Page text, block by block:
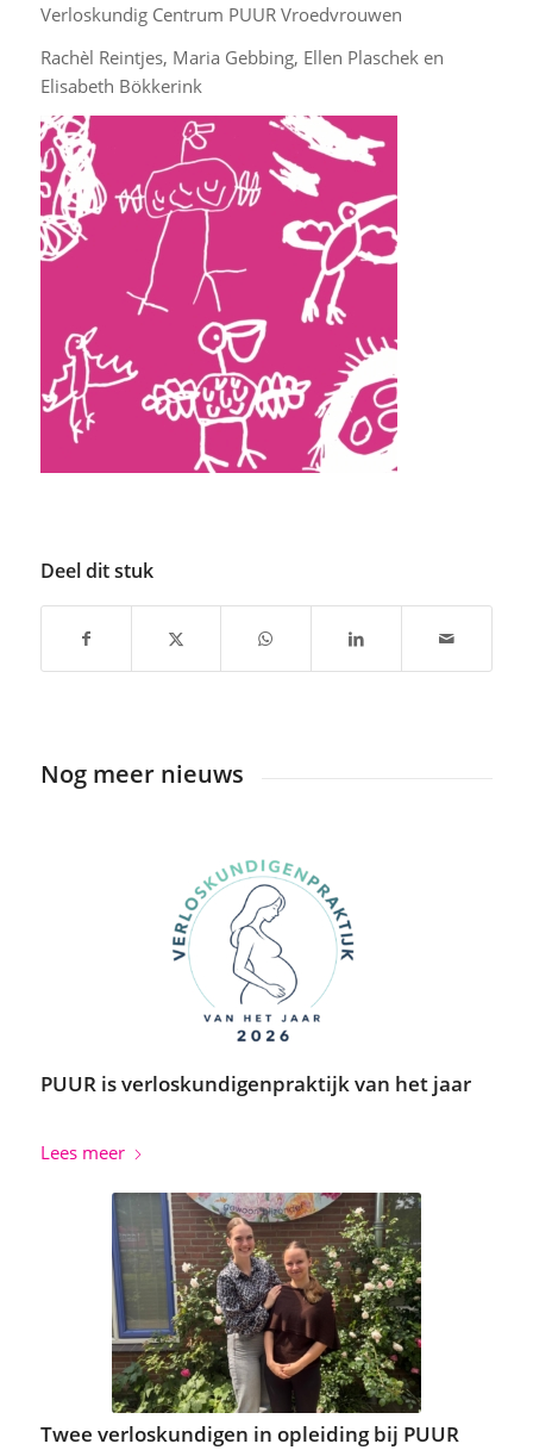
Verloskundig Centrum PUUR Vroedvrouwen
Rachèl Reintjes, Maria Gebbing, Ellen Plaschek en
Elisabeth Bökkerink
Deel dit stuk
Nog meer nieuws
PUUR is verloskundigenpraktijk van het jaar
Lees meer
Twee verloskundigen in opleiding bij PUUR